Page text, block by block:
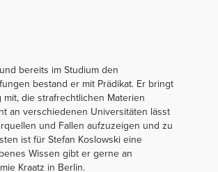
bereits im Studium den
bestand er mit Prädikat. Er bringt
die strafrechtlichen Materien
an verschiedenen Universitäten lässt
und Fallen aufzuzeigen und zu
ist für Stefan Koslowski eine
Wissen gibt er gerne an
Kraatz in Berlin.